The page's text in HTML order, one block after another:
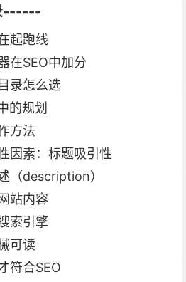
------
起跑线
在SEO中加分
录怎么选
的规划
方法
因素：标题吸引性
（description）
站内容
索引擎
可读
符合SEO